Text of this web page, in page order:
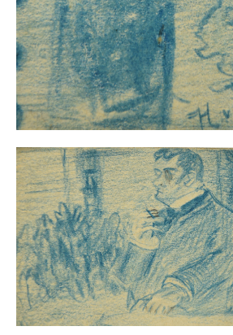
Datenschutz
AGB
Widerruf